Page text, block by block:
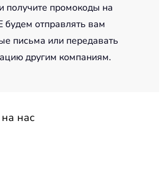
получите промокоды на
отправлять вам
письма или передавать
другим компаниям.
нас